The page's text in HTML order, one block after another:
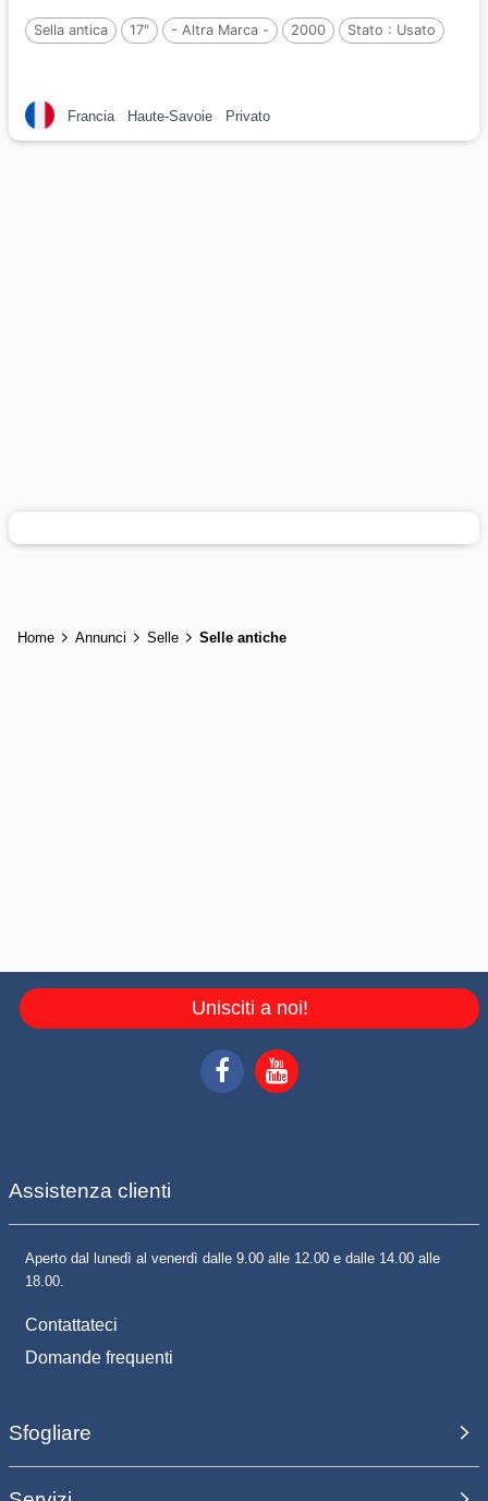
Sella antica 17" - Altra Marca - 2000 Stato : Usato
Francia Haute-Savoie Privato
Home Annunci Selle Selle antiche
Unisciti a noi!
Assistenza clienti
Aperto dal lunedì al venerdì dalle 9.00 alle 12.00 e dalle 14.00 alle
18.00.
Contattateci
Domande frequenti
Sfogliare